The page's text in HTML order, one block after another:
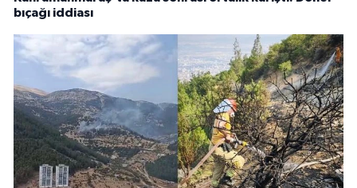
bıçağı iddiası